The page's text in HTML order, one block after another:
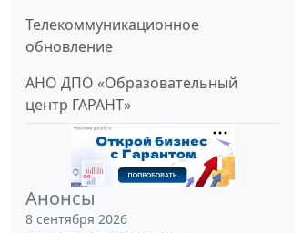
Телекоммуникационное
обновление
АНО ДПО «Образовательный
центр ГАРАНТ»
Анонсы
8 сентября 2026